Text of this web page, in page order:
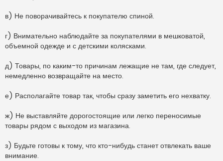
в) Не поворачивайтесь к покупателю спиной.
г) Внимательно наблюдайте за покупателями в мешковатой,
объемной одежде и с детскими колясками.
д) Товары, по каким-то причинам лежащие не там, где следует,
немедленно возвращайте на место.
е) Располагайте товар так, чтобы сразу заметить его нехватку.
ж) Не выставляйте дорогостоящие или легко переносимые
товары рядом с выходом из магазина.
з) Будьте готовы к тому, что кто-нибудь станет отвлекать ваше
внимание.